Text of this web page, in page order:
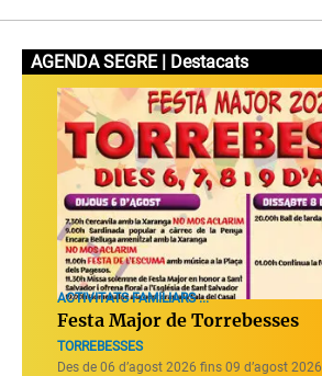
AGENDA SEGRE | Destacats
ACTIVITATS FAMILIARS ...
Festa Major de Torrebesses
TORREBESSES
Des de 06 d’agost 2026 fins 09 d’agost 2026